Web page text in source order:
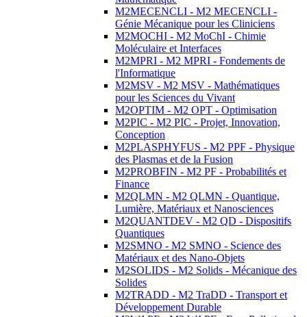
M2MECENCLI - M2 MECENCLI -
Génie Mécanique pour les Cliniciens
M2MOCHI - M2 MoChI - Chimie
Moléculaire et Interfaces
M2MPRI - M2 MPRI - Fondements de
l'Informatique
M2MSV - M2 MSV - Mathématiques
pour les Sciences du Vivant
M2OPTIM - M2 OPT - Optimisation
M2PIC - M2 PIC - Projet, Innovation,
Conception
M2PLASPHYFUS - M2 PPF - Physique
des Plasmas et de la Fusion
M2PROBFIN - M2 PF - Probabilités et
Finance
M2QLMN - M2 QLMN - Quantique,
Lumière, Matériaux et Nanosciences
M2QUANTDEV - M2 QD - Dispositifs
Quantiques
M2SMNO - M2 SMNO - Science des
Matériaux et des Nano-Objets
M2SOLIDS - M2 Solids - Mécanique des
Solides
M2TRADD - M2 TraDD - Transport et
Développement Durable